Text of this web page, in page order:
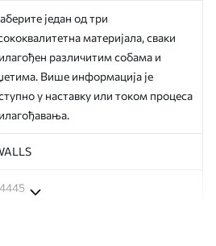
један од три
материјала, сваки
различитим собама и
Више информација је
у наставку или током процеса